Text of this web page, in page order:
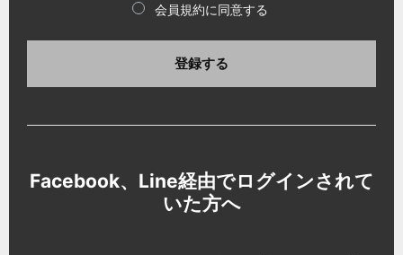
会員規約に同意する
登録する
Facebook、Line経由でログインされて
いた方へ